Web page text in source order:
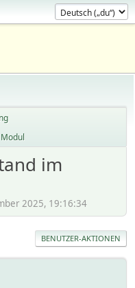
im
2025, 19:16:34
BENUTZER-AKTIONEN